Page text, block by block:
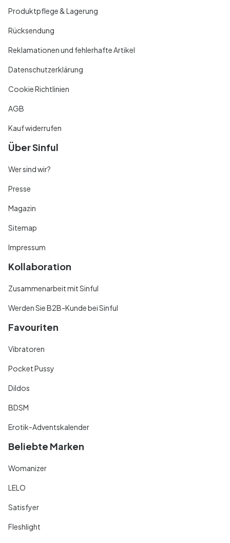
Produktpflege & Lagerung
Rücksendung
Reklamationen und fehlerhafte Artikel
Datenschutzerklärung
Cookie Richtlinien
AGB
Kauf widerrufen
Über Sinful
Wer sind wir?
Presse
Magazin
Sitemap
Impressum
Kollaboration
Zusammenarbeit mit Sinful
Werden Sie B2B-Kunde bei Sinful
Favouriten
Vibratoren
Pocket Pussy
Dildos
BDSM
Erotik-Adventskalender
Beliebte Marken
Womanizer
LELO
Satisfyer
Fleshlight